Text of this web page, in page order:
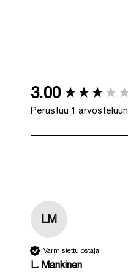
3.00
Perustuu 1 arvosteluun
LM
Varmistettu ostaja
L. Mankinen
New content loaded